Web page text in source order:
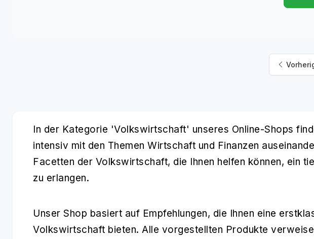
In der Kategorie 'Volkswirtschaft' unseres Online-Shops
intensiv mit den Themen Wirtschaft und Finanzen
Facetten der Volkswirtschaft, die Ihnen helfen können, ein
zu erlangen.
Unser Shop basiert auf Empfehlungen, die Ihnen eine
Volkswirtschaft bieten. Alle vorgestellten Produkte